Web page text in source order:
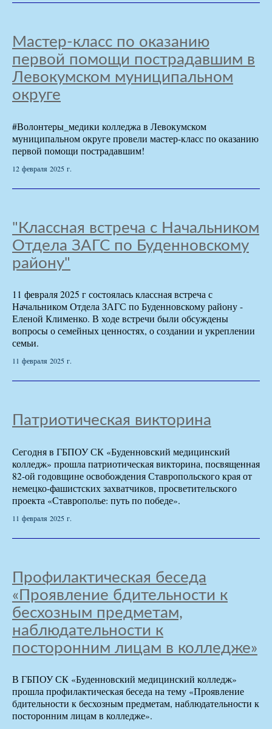
Мастер-класс по оказанию
первой помощи пострадавшим в
Левокумском муниципальном
округе
#Волонтеры_медики колледжа в Левокумском
муниципальном округе провели мастер-класс по оказанию
первой помощи пострадавшим!
12 февраля 2025 г.
"Классная встреча с Начальником
Отдела ЗАГС по Буденновскому
району"
11 февраля 2025 г состоялась классная встреча с
Начальником Отдела ЗАГС по Буденновскому району -
Еленой Клименко. В ходе встречи были обсуждены
вопросы о семейных ценностях, о создании и укреплении
семьи.
11 февраля 2025 г.
Патриотическая викторина
Сегодня в ГБПОУ СК «Буденновский медицинский
колледж» прошла патриотическая викторина, посвященная
82-ой годовщине освобождения Ставропольского края от
немецко-фашистских захватчиков, просветительского
проекта «Ставрополье: путь по победе».
11 февраля 2025 г.
Профилактическая беседа
«Проявление бдительности к
бесхозным предметам,
наблюдательности к
посторонним лицам в колледже»
В ГБПОУ СК «Буденновский медицинский колледж»
прошла профилактическая беседа на тему «Проявление
бдительности к бесхозным предметам, наблюдательности к
посторонним лицам в колледже».